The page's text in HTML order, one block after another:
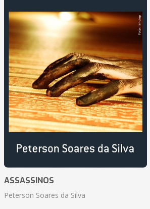
ASSASSINOS
Peterson Soares da Silva